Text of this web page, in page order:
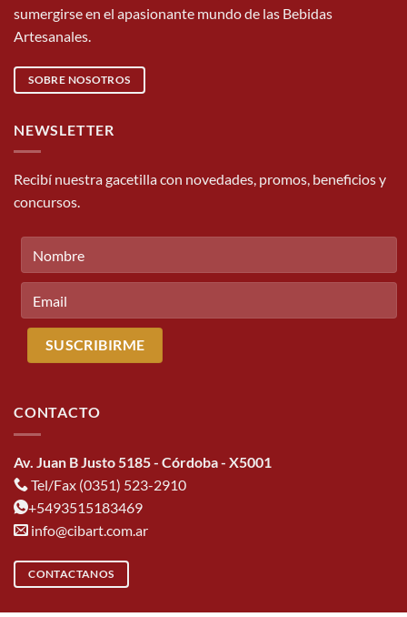
sumergirse en el apasionante mundo de las Bebidas
Artesanales.
SOBRE NOSOTROS
NEWSLETTER
Recibí nuestra gacetilla con novedades, promos, beneficios y
concursos.
CONTACTO
Av. Juan B Justo 5185 - Córdoba - X5001
Tel/Fax (0351) 523-2910
+5493515183469
info@cibart.com.ar
CONTACTANOS